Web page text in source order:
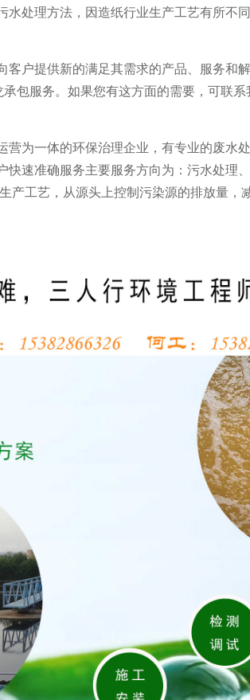
处理方法，因造纸行业生产工艺有所不
户提供新的满足其需求的产品、服务和
包服务。如果您有这方面的需要，可联
为一体的环保治理企业，有专业的废水
速准确服务主要服务方向为：污水处理、
产工艺，从源头上控制污染源的排放量，